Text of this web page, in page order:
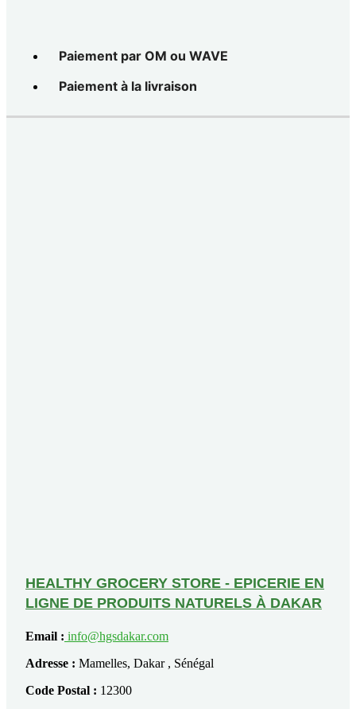
Paiement par OM ou WAVE
Paiement à la livraison
HEALTHY GROCERY STORE - EPICERIE EN
LIGNE DE PRODUITS NATURELS À DAKAR
Email : info@hgsdakar.com
Adresse : Mamelles, Dakar , Sénégal
Code Postal : 12300